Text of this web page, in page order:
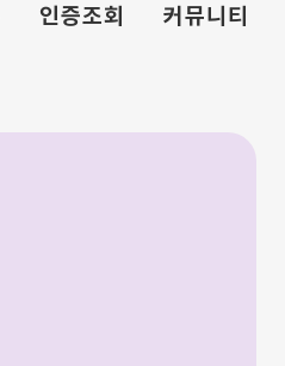
인증조회 커뮤니티